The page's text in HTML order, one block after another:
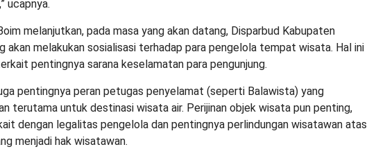
ucapnya.
melanjutkan, pada masa yang akan datang, Disparbud Kabupaten
akan melakukan sosialisasi terhadap para pengelola tempat wisata. Hal ini
pentingnya sarana keselamatan para pengunjung.
pentingnya peran petugas penyelamat (seperti Balawista) yang
terutama untuk destinasi wisata air. Perijinan objek wisata pun penting,
dengan legalitas pengelola dan pentingnya perlindungan wisatawan atas
menjadi hak wisatawan.